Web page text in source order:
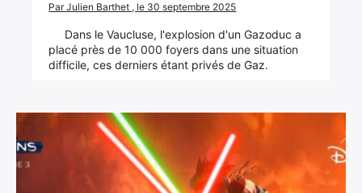
Par Julien Barthet , le 30 septembre 2025
Dans le Vaucluse, l'explosion d'un Gazoduc a
placé près de 10 000 foyers dans une situation
difficile, ces derniers étant privés de Gaz.